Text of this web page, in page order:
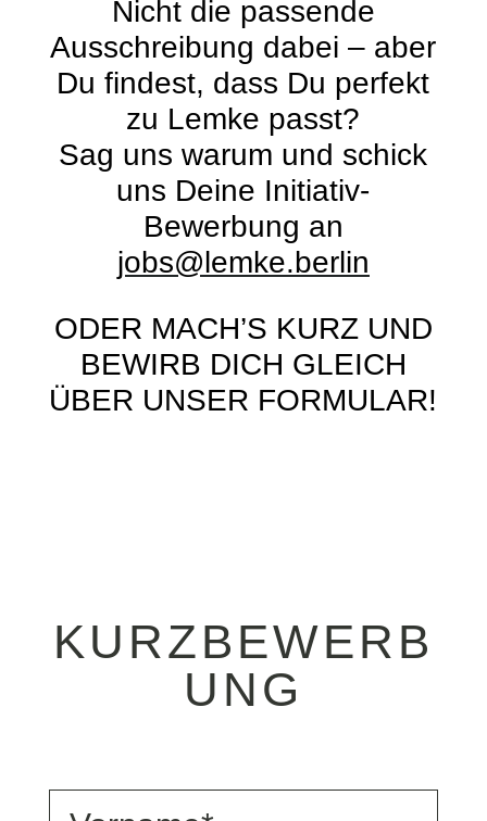
Nicht die passende
Ausschreibung dabei – aber
Du findest, dass Du perfekt
zu Lemke passt?
Sag uns warum und schick
uns Deine Initiativ-
Bewerbung an
jobs@lemke.berlin
ODER MACH’S KURZ UND
BEWIRB DICH GLEICH
ÜBER UNSER FORMULAR!
KURZBEWERB
UNG